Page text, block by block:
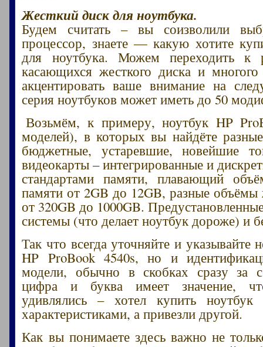
Жесткий диск для ноутбука.
Будем считать – вы соизволили
процессор, знаете — какую хотите
для ноутбука. Можем переходить к
касающихся жесткого диска и
акцентировать ваше внимание на
серия ноутбуков может иметь до 50
Возьмём, к примеру, ноутбук HP
моделей), в которых вы найдёте
бюджетные, устаревшие, новейшие
видеокарты – интегрированные и
стандартами памяти, плавающий
памяти от 2GB до 12GB, разные объёмы
от 320GB до 1000GB.
системы (что делает ноутбук дороже) и
Так что всегда уточняйте и указывайте
HP ProBook 4540s, но и
модели, обычно в скобках сразу за
цифра и буква имеет значение,
удивлялись – хотел купить
характеристиками, а привезли другой.
Как вы понимаете здесь важно не